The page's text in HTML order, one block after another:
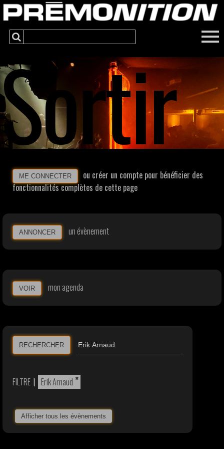
Sortir
ME CONNECTER
ou créer un compte pour bénéficier des
fonctionnalités complètes de cette page
ANNONCER un évènement
VOIR mon agenda
RECHERCHER
FILTRE | ×
Erik Arnaud
Afficher tous les évènements